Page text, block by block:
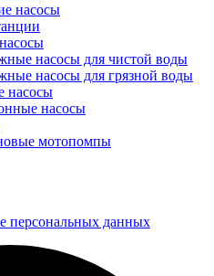
насосы
насосы для чистой воды
насосы для грязной воды
насосы
насосы
мотопомпы
персональных данных